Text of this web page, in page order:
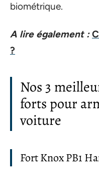
biométrique.
A lire également :
?
Nos 3
forts pour
voiture
Fort Knox PB1